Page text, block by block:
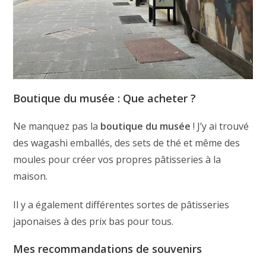
Boutique du musée : Que acheter ?
Ne manquez pas la boutique du musée ! J’y ai trouvé
des wagashi emballés, des sets de thé et même des
moules pour créer vos propres pâtisseries à la
maison.
Il y a également différentes sortes de pâtisseries
japonaises à des prix bas pour tous.
Mes recommandations de souvenirs